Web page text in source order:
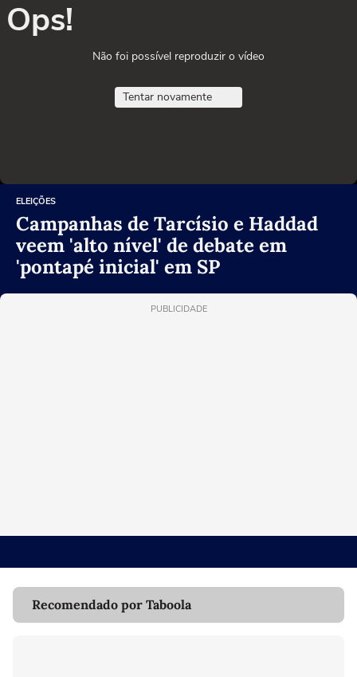
Ops!
Não foi possível reproduzir o vídeo
Tentar novamente
ELEIÇÕES
Campanhas de Tarcísio e Haddad
veem 'alto nível' de debate em
'pontapé inicial' em SP
PUBLICIDADE
Recomendado por Taboola